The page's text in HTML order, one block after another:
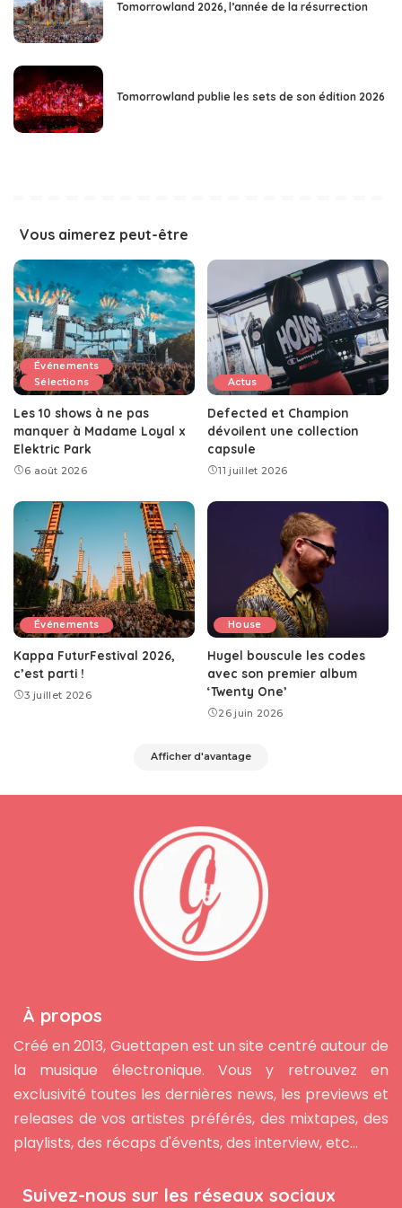
Tomorrowland 2026, l’année de la résurrection
Tomorrowland publie les sets de son édition 2026
Vous aimerez peut-être
Événements
Sélections
Les 10 shows à ne pas
manquer à Madame Loyal x
Elektric Park
6 août 2026
Actus
Defected et Champion
dévoilent une collection
capsule
11 juillet 2026
Événements
Kappa FuturFestival 2026,
c’est parti !
3 juillet 2026
House
Hugel bouscule les codes
avec son premier album
‘Twenty One’
26 juin 2026
Afficher d'avantage
À propos
Créé en 2013, Guettapen est un site centré autour de
la musique électronique. Vous y retrouvez en
exclusivité toutes les dernières news, les previews et
releases de vos artistes préférés, des mixtapes, des
playlists, des récaps d'évents, des interview, etc...
Suivez-nous sur les réseaux sociaux